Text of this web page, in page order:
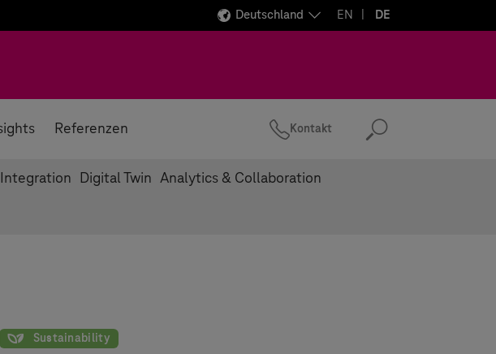
Deutschland EN DE
Referenzen Kontakt Suchen
Digital Twin Analytics & Collaboration
Nachhaltigkeit
Sustainability